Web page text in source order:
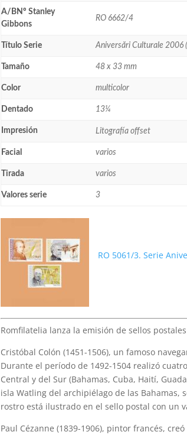
A/BNº Stanley
Gibbons
RO 6662/4
Título Serie Aniversări Culturale 2006
Tamaño 48 x 33 mm
Color multicolor
Dentado 13¼
Impresión Litografía offset
Facial varios
Tirada varios
Valores serie 3
RO 5061/3. Serie
Romfilatelia lanza la emisión de sellos
Cristóbal Colón (1451-1506), un famoso
Durante el período de 1492-1504 realizó
Central y del Sur (Bahamas, Cuba, Haití,
isla Watling del archipiélago de las Bahamas,
rostro está ilustrado en el sello postal con un
Paul Cézanne (1839-1906), pintor francés,